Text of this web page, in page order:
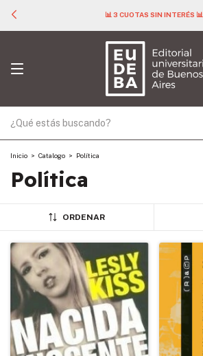
📊 3 CUOTAS SIN INTERÉS 📊
Inicio > Catalogo > Política
Política
ORDENAR